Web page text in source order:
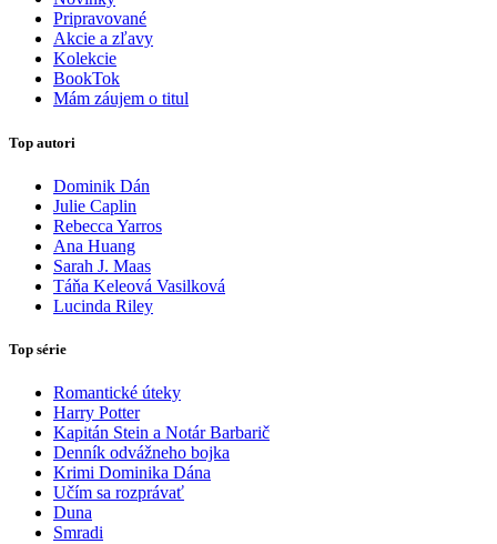
Pripravované
Akcie a zľavy
Kolekcie
BookTok
Mám záujem o titul
Top autori
Dominik Dán
Julie Caplin
Rebecca Yarros
Ana Huang
Sarah J. Maas
Táňa Keleová Vasilková
Lucinda Riley
Top série
Romantické úteky
Harry Potter
Kapitán Stein a Notár Barbarič
Denník odvážneho bojka
Krimi Dominika Dána
Učím sa rozprávať
Duna
Smradi